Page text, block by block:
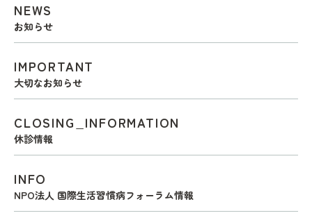
NEWS
お知らせ
IMPORTANT
大切なお知らせ
CLOSING_INFORMATION
休診情報
INFO
NPO法人 国際生活習慣病フォーラム情報